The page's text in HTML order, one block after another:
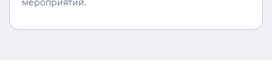
мероприятий.